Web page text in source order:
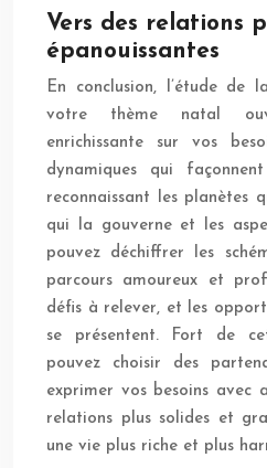
Vers des relations
épanouissantes
En conclusion, l’étude de
votre thème natal
enrichissante sur vos
dynamiques qui
reconnaissant les planètes
qui la gouverne et les
pouvez déchiffrer les
parcours amoureux et
défis à relever, et les
se présentent. Fort de
pouvez choisir des
exprimer vos besoins avec
relations plus solides et
une vie plus riche et plus